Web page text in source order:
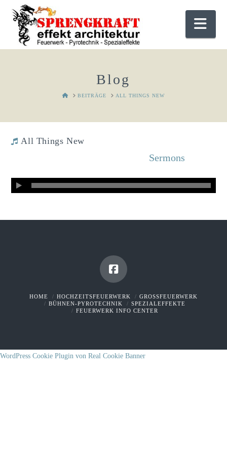
Blog
HOMEBEITRÄGE ALL THINGS NEW
All Things New
Sermons
HOME HOCHZEITSFEUERWERK
GROSSFEUERWERK
BÜHNEN-PYROTECHNIK
SPEZIALEFFEKTE
FEUERWERK INFO CENTER
WordPress Cookie Plugin von Real Cookie Banner